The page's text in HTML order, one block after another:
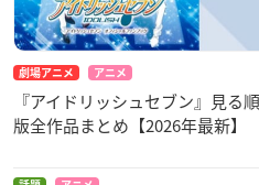
劇場アニメ アニメ
『アイドリッシュセブン』見る
版全作品まとめ【2026年最新】